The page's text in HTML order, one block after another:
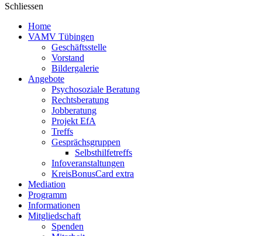
Schliessen
Home
VAMV Tübingen
Geschäftsstelle
Vorstand
Bildergalerie
Angebote
Psychosoziale Beratung
Rechtsberatung
Jobberatung
Projekt EfA
Treffs
Gesprächsgruppen
Selbsthilfetreffs
Infoveranstaltungen
KreisBonusCard extra
Mediation
Programm
Informationen
Mitgliedschaft
Spenden